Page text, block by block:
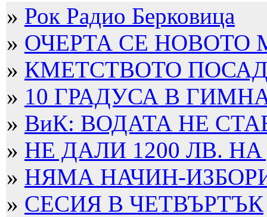
» Рок Радио Берковица
» ОЧЕРТА СЕ НОВОТО
» КМЕТСТВОТО
» 10 ГРАДУСА В
» ВиК: ВОДАТА НЕ
» НЕ ДАЛИ 1200 ЛВ.
» НЯМА НАЧИН-
» СЕСИЯ В ЧЕТВЪРТЪК